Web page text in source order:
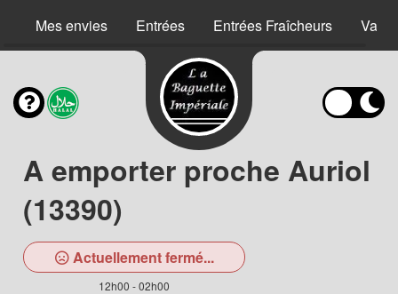
Mes envies Entrées Entrées Fraîcheurs
A emporter proche Auriol
(13390)
Actuellement fermé...
12h00 - 02h00